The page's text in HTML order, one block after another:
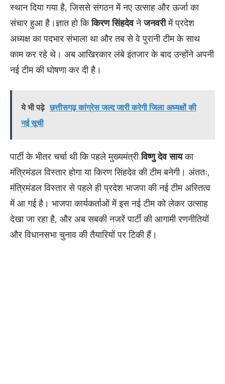
स्थान दिया गया है, जिससे संगठन में नए उत्साह और ऊर्जा का
संचार हुआ है।ज्ञात हो किकिरण सिंहदेवनेजनवरीमें प्रदेश
अध्यक्ष का पदभार संभाला था और तब से वे पुरानी टीम के साथ
काम कर रहे थे। अब आखिरकार लंबे इंतजार के बाद उन्होंने अपनी
नई टीम की घोषणा कर दी है।
ये भी पढ़े छत्तीसगढ़ कांग्रेस जल्द जारी करेगी जिला अध्यक्षों की
नई सूची
पार्टी के भीतर चर्चा थी कि पहले मुख्यमंत्रीविष्णु देव सायका
मंत्रिमंडल विस्तार होगा या किरण सिंहदेव की टीम बनेगी। अंततः,
मंत्रिमंडल विस्तार से पहले ही प्रदेश भाजपा की नई टीम अस्तित्व
में आ गई है। भाजपा कार्यकर्ताओं में इस नई टीम को लेकर उत्साह
देखा जा रहा है, और अब सबकी नजरें पार्टी की आगामी रणनीतियों
और विधानसभा चुनाव की तैयारियों पर टिकी हैं।